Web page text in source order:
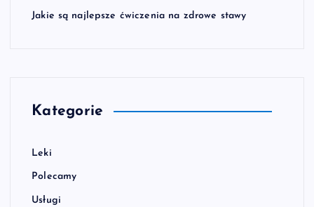
Jakie są najlepsze ćwiczenia na zdrowe stawy
Kategorie
Leki
Polecamy
Usługi